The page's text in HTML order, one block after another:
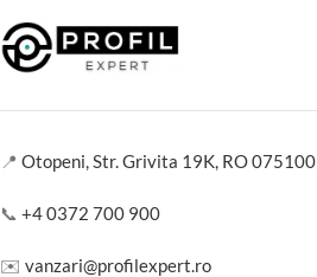
📍 Otopeni, Str. Grivita 19K, RO 075100
📞 +4 0372 700 900
✉️ vanzari@profilexpert.ro